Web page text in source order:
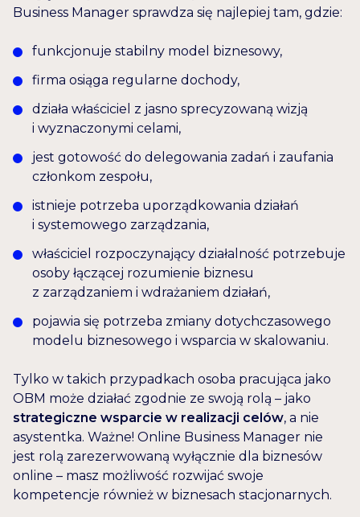
Business Manager sprawdza się najlepiej tam, gdzie:
funkcjonuje stabilny model biznesowy,
firma osiąga regularne dochody,
działa właściciel z jasno sprecyzowaną wizją
i wyznaczonymi celami,
jest gotowość do delegowania zadań i zaufania
członkom zespołu,
istnieje potrzeba uporządkowania działań
i systemowego zarządzania,
właściciel rozpoczynający działalność potrzebuje
osoby łączącej rozumienie biznesu
z zarządzaniem i wdrażaniem działań,
pojawia się potrzeba zmiany dotychczasowego
modelu biznesowego i wsparcia w skalowaniu.
Tylko w takich przypadkach osoba pracująca jako
OBM może działać zgodnie ze swoją rolą – jako
strategiczne wsparcie w realizacji celów, a nie
asystentka. Ważne! Online Business Manager nie
jest rolą zarezerwowaną wyłącznie dla biznesów
online – masz możliwość rozwijać swoje
kompetencje również w biznesach stacjonarnych.